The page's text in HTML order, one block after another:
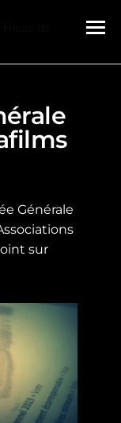
Générale
sur